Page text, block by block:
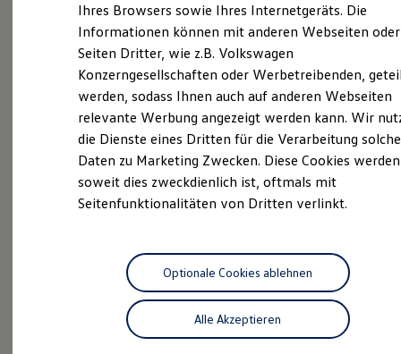
Digitales Bordbuch
Fahrerassistenz- und Sicherheitssysteme
Kontrollleuchten
Kurzfahrprofile und Ölverdünnung
Batterieverordnung
XTL-Dieselkraftstoff
Ersatzteile und Betriebsflüssigkeiten
Original Zubehör und Lifestyle Produkte
myVolkswagen
myVolkswagen Business
Elektrisch & Autonom
Unser Ansatz
Reichweitensimulator
Ladezeitensimulator
Ladelösungen für Privatkunden
Ladelösungen für Gewerbekunden
Wallbox und Ladekabel
Bidirektionales Laden
Beratung
Angebote
Servicetermin anfragen
Ihres Browsers sowie Ihres Internetgeräts. Die
Informationen können mit anderen Webseiten oder
Seiten Dritter, wie z.B. Volkswagen
Konzerngesellschaften oder Werbetreibenden,
werden, sodass Ihnen auch auf anderen Webseiten
relevante Werbung angezeigt werden kann. Wir
die Dienste eines Dritten für die Verarbeitung
Daten zu Marketing Zwecken. Diese Cookies
soweit dies zweckdienlich ist, oftmals mit
Seitenfunktionalitäten von Dritten verlinkt.
Alle Akzeptieren
Optionale Cookies ablehnen